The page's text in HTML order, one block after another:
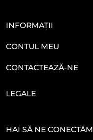
INFORMAȚII
CONTUL MEU
CONTACTEAZĂ-NE
LEGALE
HAI SĂ NE CONECTĂM